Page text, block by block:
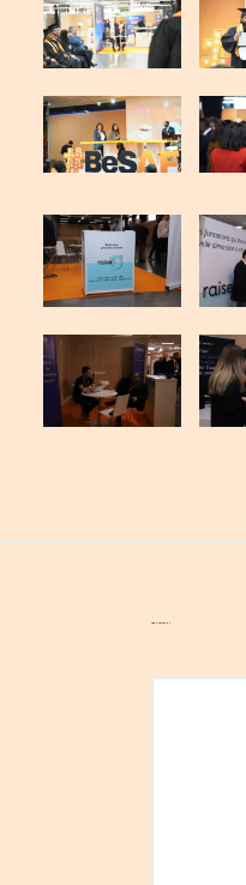
ADD COMMENT